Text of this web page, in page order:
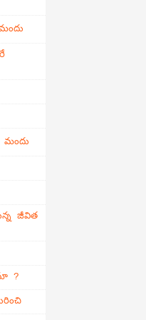
జీవిత
?